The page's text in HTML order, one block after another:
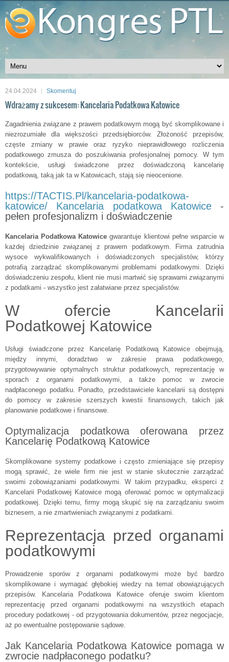
24.04.2024 Skomentuj
Wdrażamy z sukcesem: Kancelaria Podatkowa Katowice
Zagadnienia związane z prawem podatkowym mogą być skomplikowane i
niezrozumiałe dla większości przedsiębiorców. Złożoność przepisów,
częste zmiany w prawie oraz ryzyko nieprawidłowego rozliczenia
podatkowego zmusza do poszukiwania profesjonalnej pomocy. W tym
kontekście, usługi świadczone przez doświadczoną kancelarię
podatkową, taką jak ta w Katowicach, stają się nieocenione.
https://TACTIS.Pl/kancelaria-podatkowa-
katowice/ Kancelaria podatkowa Katowice-
pełen profesjonalizm i doświadczenie
Kancelaria Podatkowa Katowice gwarantuje klientowi pełne wsparcie w
każdej dziedzinie związanej z prawem podatkowym. Firma zatrudnia
wysoce wykwalifikowanych i doświadczonych specjalistów, którzy
potrafią zarządzać skomplikowanymi problemami podatkowymi. Dzięki
doświadczeniu zespołu, klient nie musi martwić się sprawami związanymi
z podatkami - wszystko jest załatwiane przez specjalistów.
W ofercie Kancelarii
Podatkowej Katowice
Usługi świadczone przez Kancelarię Podatkową Katowice obejmują,
między innymi, doradztwo w zakresie prawa podatkowego,
przygotowywanie optymalnych struktur podatkowych, reprezentację w
sporach z organami podatkowymi, a także pomoc w zwrocie
nadpłaconego podatku. Ponadto, przedstawiciele kancelarii są dostępni
do pomocy w zakresie szerszych kwestii finansowych, takich jak
planowanie podatkowe i finansowe.
Optymalizacja podatkowa oferowana przez
Kancelarię Podatkową Katowice
Skomplikowane systemy podatkowe i często zmieniające się przepisy
mogą sprawić, że wiele firm nie jest w stanie skutecznie zarządzać
swoimi zobowiązaniami podatkowymi. W takim przypadku, eksperci z
Kancelarii Podatkowej Katowice mogą oferować pomoc w optymalizacji
podatkowej. Dzięki temu, firmy mogą skupić się na zarządzaniu swoim
biznesem, a nie zmartwieniach związanymi z podatkami.
Reprezentacja przed organami
podatkowymi
Prowadzenie sporów z organami podatkowymi może być bardzo
skomplikowane i wymagać głębokiej wiedzy na temat obowiązujących
przepisów. Kancelaria Podatkowa Katowice oferuje swoim klientom
reprezentację przed organami podatkowymi na wszystkich etapach
procedury podatkowej - od przygotowania dokumentów, przez negocjacje,
aż po ewentualne postępowanie sądowe.
Jak Kancelaria Podatkowa Katowice pomaga w
zwrocie nadpłaconego podatku?